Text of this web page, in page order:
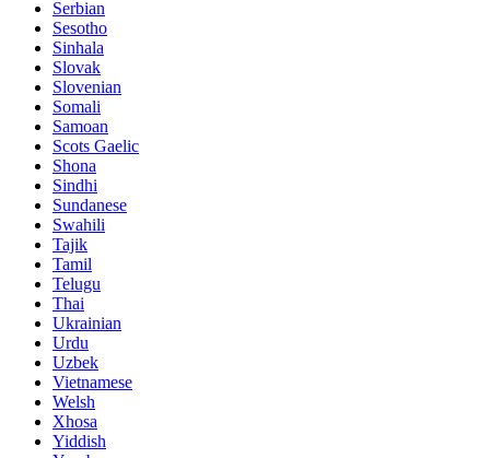
Serbian
Sesotho
Sinhala
Slovak
Slovenian
Somali
Samoan
Scots Gaelic
Shona
Sindhi
Sundanese
Swahili
Tajik
Tamil
Telugu
Thai
Ukrainian
Urdu
Uzbek
Vietnamese
Welsh
Xhosa
Yiddish